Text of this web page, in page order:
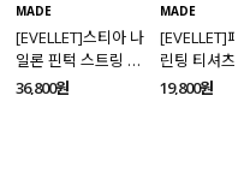
MADE
[EVELLET]스티아 나
일론 핀턱 스트링 커
브드 밴딩팬츠
36,800원
MADE
[EVELLET]페
린팅 티셔츠
19,800원